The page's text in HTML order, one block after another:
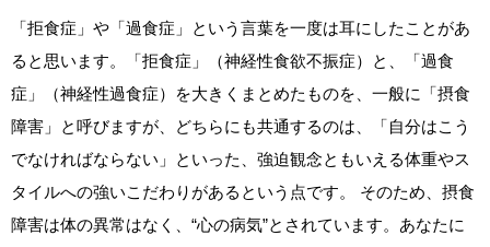
「拒食症」や「過食症」という言葉を一度は耳にしたことがあ
ると思います。「拒食症」（神経性食欲不振症）と、「過食
症」（神経性過食症）を大きくまとめたものを、一般に「摂食
障害」と呼びますが、どちらにも共通するのは、「自分はこう
でなければならない」といった、強迫観念ともいえる体重やス
タイルへの強いこだわりがあるという点です。 そのため、摂食
障害は体の異常はなく、“心の病気”とされています。あなたに